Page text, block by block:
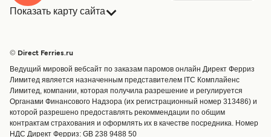
Показать карту сайта
Страны
Обслуживание клиентов
Операторы
Маршруты и порты
Special Offers
Предлагает
Грузоперевозки
© Direct Ferries.ru
Ведущий мировой вебсайт по заказам паромов онлайн Директ Ферриз
Лимитед является назначенным представителем ITC Комплайенс
Лимитед, компании, которая получила разрешение и регулируется
Органами Финансового Надзора (их регистрационный номер 313486) и
которой разрешено предоставлять рекоммендации по общим
контрактам страхования и оформлять их в качестве посредника. Номер
НДС Директ Ферриз: GB 238 9488 50